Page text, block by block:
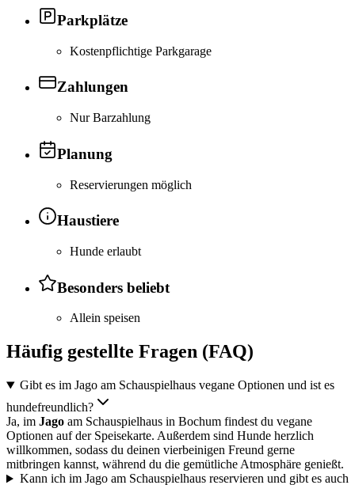
Parkplätze
Kostenpflichtige Parkgarage
Zahlungen
Nur Barzahlung
Planung
Reservierungen möglich
Haustiere
Hunde erlaubt
Besonders beliebt
Allein speisen
Häufig gestellte Fragen (FAQ)
Gibt es im Jago am Schauspielhaus vegane Optionen und ist es
hundefreundlich?
Ja, im Jago am Schauspielhaus in Bochum findest du vegane
Optionen auf der Speisekarte. Außerdem sind Hunde herzlich
willkommen, sodass du deinen vierbeinigen Freund gerne
mitbringen kannst, während du die gemütliche Atmosphäre genießt.
Kann ich im Jago am Schauspielhaus reservieren und gibt es auch